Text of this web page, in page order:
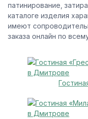
патинирование,
каталоге изделия
имеют
заказа онлайн по